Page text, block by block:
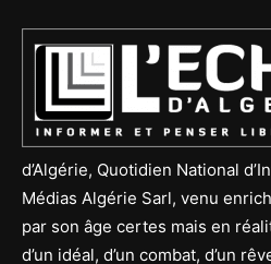
d’Algérie, Quotidien National
Médias Algérie Sarl, venu
par son âge certes mais en
d’un idéal, d’un combat, d’un